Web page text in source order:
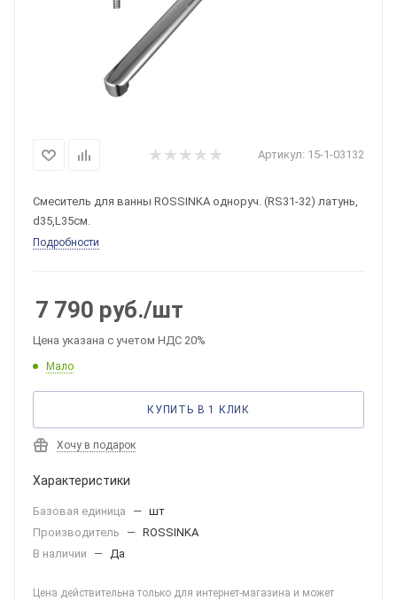
Артикул: 15-1-03132
Смеситель для ванны ROSSINKA одноруч. (RS31-32) латунь,
d35,L35см.
Подробности
7 790 руб./шт
Цена указана с учетом НДС 20%
Мало
КУПИТЬ В 1 КЛИК
Хочу в подарок
Характеристики
Базовая единица — шт
Производитель
— ROSSINKA
В наличии
— Да
Цена действительна только для интернет-магазина и может